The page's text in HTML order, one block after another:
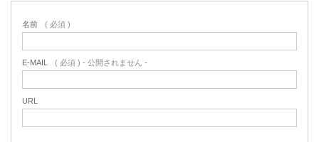
名前 ( 必須 )
E-MAIL ( 必須 ) - 公開されません -
URL